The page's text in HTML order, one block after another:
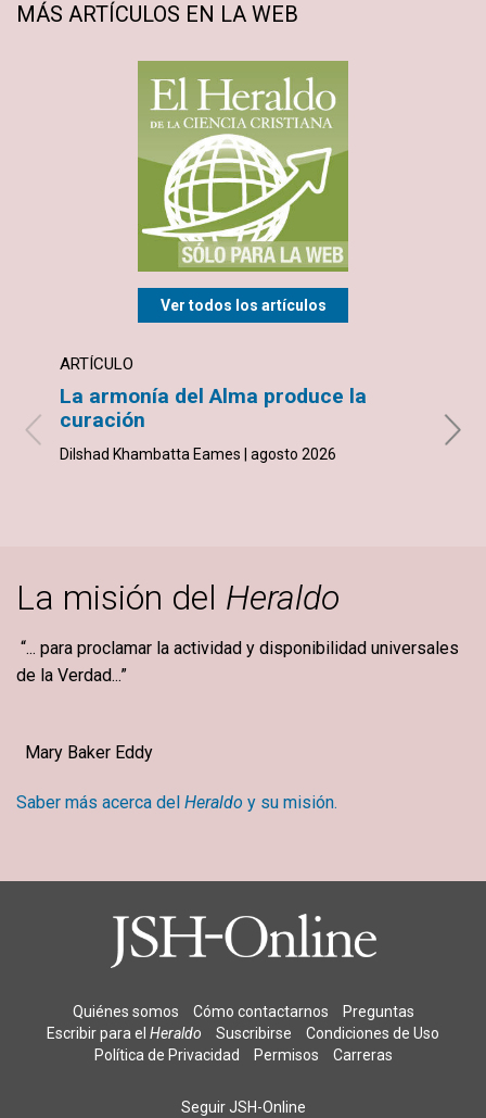
MÁS ARTÍCULOS EN LA WEB
Ver todos los artículos
ARTÍCULO
La armonía del Alma produce la
curación
Dilshad Khambatta Eames | agosto 2026
La misión del Heraldo
“... para proclamar la actividad y disponibilidad universales
de la Verdad...”
Mary Baker Eddy
Saber más acerca del Heraldo y su misión.
Quiénes somos Cómo contactarnos
Preguntas
Escribir para el Heraldo Suscribirse
Condiciones de Uso
Política de Privacidad
Permisos Carreras
Seguir JSH-Online